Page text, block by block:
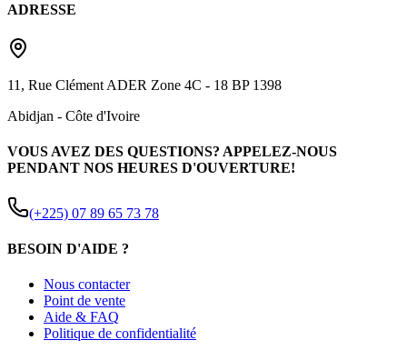
ADRESSE
11, Rue Clément ADER Zone 4C - 18 BP 1398
Abidjan - Côte d'Ivoire
VOUS AVEZ DES QUESTIONS? APPELEZ-NOUS
PENDANT NOS HEURES D'OUVERTURE!
(+225) 07 89 65 73 78
BESOIN D'AIDE ?
Nous contacter
Point de vente
Aide & FAQ
Politique de confidentialité